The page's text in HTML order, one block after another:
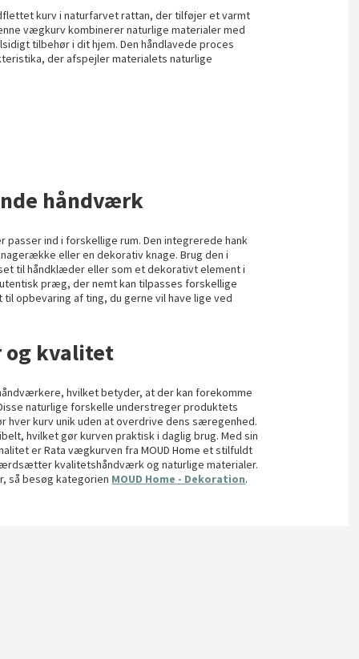
kurv i naturfarvet rattan, der tilføjer et varmt
vægkurv kombinerer naturlige materialer med
tilbehør i dit hjem. Den håndlavede proces
der afspejler materialets naturlige
håndværk
ind i forskellige rum. Den integrerede hank
eller en dekorativ knage. Brug den i
til håndklæder eller som et dekorativt element i
præg, der nemt kan tilpasses forskellige
opbevaring af ting, du gerne vil have lige ved
og kvalitet
hvilket betyder, at der kan forekomme
naturlige forskelle understreger produktets
hver kurv unik uden at overdrive dens særegenhed.
hvilket gør kurven praktisk i daglig brug. Med sin
er Rata vægkurven fra MOUD Home et stilfuldt
kvalitetshåndværk og naturlige materialer.
så besøg kategorien MOUD Home - Dekoration.